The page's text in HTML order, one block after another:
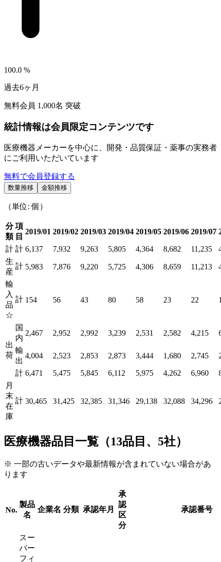
100.0 %
過去6ヶ月
無料会員 1,000名 突破
統計情報は会員限定コンテンツです
医療機器メーカーを中心に、開発・品質保証・薬事の実務者
にご利用いただいています
無料で会員登録する
数量推移 金額推移
（単位: 個）
分
類
項
目
2019/01 2019/02 2019/03 2019/04 2019/05 2019/06 2019/07
計 計 6,137 7,932 9,263 5,805 4,364 8,682 11,235
生
産
計 5,983 7,876 9,220 5,725 4,306 8,659 11,213
輸
入
品
☆
計 154 56 43 80 58 23 22
出
荷
国
内
2,467 2,952 2,992 3,239 2,531 2,582 4,215
輸
出
4,004 2,523 2,853 2,873 3,444 1,680 2,745
計 6,471 5,475 5,845 6,112 5,975 4,262 6,960
月
末
在
庫
計 30,465 31,425 32,385 31,346 29,138 32,088 34,296
医療機器品目一覧（13品目、5社）
※ 一部の古いデータや最新情報が含まれていない場合があ
ります
No.
製品
名
企業名 分類 承認年月
承
認
区
分
承認番号
スー
パー
フィ